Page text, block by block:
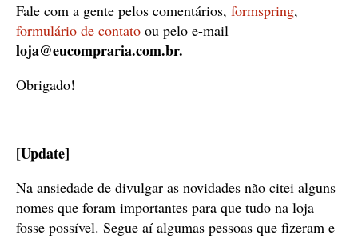
Fale com a gente pelos comentários, formspring,
formulário de contato ou pelo e-mail
loja@eucompraria.com.br.
Obrigado!
[Update]
Na ansiedade de divulgar as novidades não citei alguns
nomes que foram importantes para que tudo na loja
fosse possível. Segue aí algumas pessoas que fizeram e